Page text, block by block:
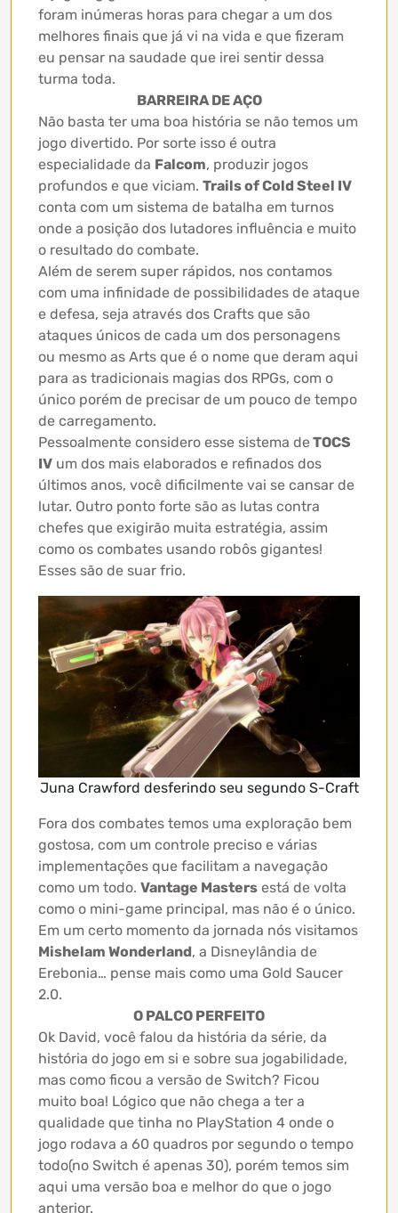
foram inúmeras horas para chegar a um dos
melhores finais que já vi na vida e que fizeram
eu pensar na saudade que irei sentir dessa
turma toda.
BARREIRA DE AÇO
Não basta ter uma boa história se não temos um
jogo divertido. Por sorte isso é outra
especialidade da Falcom, produzir jogos
profundos e que viciam. Trails of Cold Steel IV
conta com um sistema de batalha em turnos
onde a posição dos lutadores influência e muito
o resultado do combate.
Além de serem super rápidos, nos contamos
com uma infinidade de possibilidades de ataque
e defesa, seja através dos Crafts que são
ataques únicos de cada um dos personagens
ou mesmo as Arts que é o nome que deram aqui
para as tradicionais magias dos RPGs, com o
único porém de precisar de um pouco de tempo
de carregamento.
Pessoalmente considero esse sistema deTOCS
IV um dos mais elaborados e refinados dos
últimos anos, você dificilmente vai se cansar de
lutar. Outro ponto forte são as lutas contra
chefes que exigirão muita estratégia, assim
como os combates usando robôs gigantes!
Esses são de suar frio.
Juna Crawford desferindo seu segundo S-Craft
Fora dos combates temos uma exploração bem
gostosa, com um controle preciso e várias
implementações que facilitam a navegação
como um todo. Vantage Masters está de volta
como o mini-game principal, mas não é o único.
Em um certo momento da jornada nós visitamos
Mishelam Wonderland, a Disneylândia de
Erebonia… pense mais como uma Gold Saucer
2.0.
O PALCO PERFEITO
Ok David, você falou da história da série, da
história do jogo em si e sobre sua jogabilidade,
mas como ficou a versão de Switch? Ficou
muito boa! Lógico que não chega a ter a
qualidade que tinha no PlayStation 4 onde o
jogo rodava a 60 quadros por segundo o tempo
todo(no Switch é apenas 30), porém temos sim
aqui uma versão boa e melhor do que o jogo
anterior.